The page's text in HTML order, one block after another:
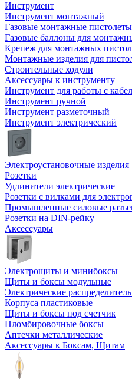
Инструмент
Инструмент монтажный
Газовые монтажные пистолеты
Газовые баллоны для
Крепеж для монтажных
Монтажные изделия для
Строительные ходули
Аксессуары к инструменту
Инструмент для работы с
Инструмент ручной
Инструмент разметочный
Инструмент электрический
Электроустановочные изделия
Розетки
Удлинители электрические
Розетки с вилками для
Промышленные силовые
Розетки на DIN-рейку
Аксессуары
Электрощиты и минибоксы
Щиты и боксы модульные
Электрические
Корпуса пластиковые
Щиты и боксы под счетчик
Пломбировочные боксы
Аптечки металлические
Аксессуары к Боксам, Щитам